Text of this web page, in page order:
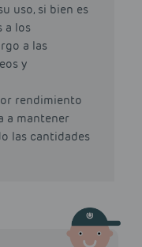
uso, si bien es
a los
a las
y
rendimiento
a mantener
las cantidades